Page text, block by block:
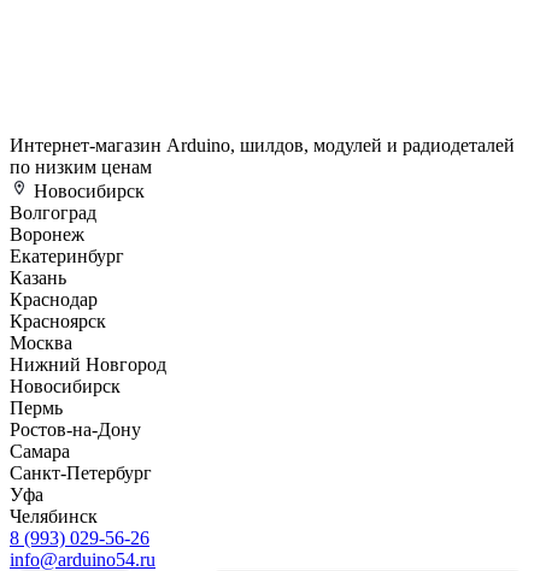
Интернет-магазин Arduino, шилдов, модулей и радиодеталей
по низким ценам
Новосибирск
Волгоград
Воронеж
Екатеринбург
Казань
Краснодар
Красноярск
Москва
Нижний Новгород
Новосибирск
Пермь
Ростов-на-Дону
Самара
Санкт-Петербург
Уфа
Челябинск
8 (993) 029-56-26
info@arduino54.ru